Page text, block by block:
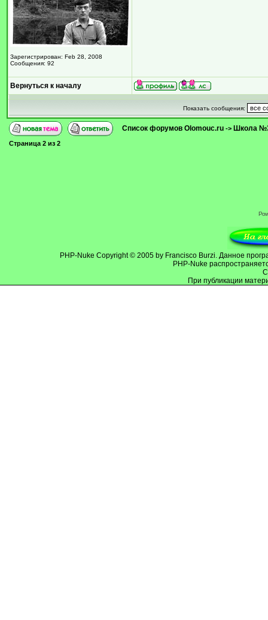
Зарегистрирован: Feb 28, 2008
Сообщения: 92
Вернуться к началу
Показать сообщения:
Список форумов Olomouc.ru -> Школа
Страница 2 из 2
PHP-Nuke Copyright © 2005 by Francisco Burzi. Данное
PHP-Nuke
При публикации